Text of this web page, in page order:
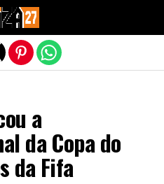
a
da Copa do
da Fifa
mobile